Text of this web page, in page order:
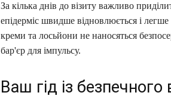
За кілька днів до візиту важливо
епідерміс швидше відновлюється і
креми та лосьйони не наносяться
бар'єр для імпульсу.
Ваш гід із